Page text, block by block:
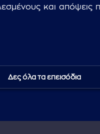
και απόψεις
Δες όλα τα επεισόδια